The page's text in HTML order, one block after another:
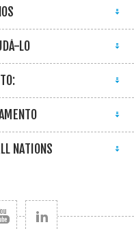
LO
NATIONS